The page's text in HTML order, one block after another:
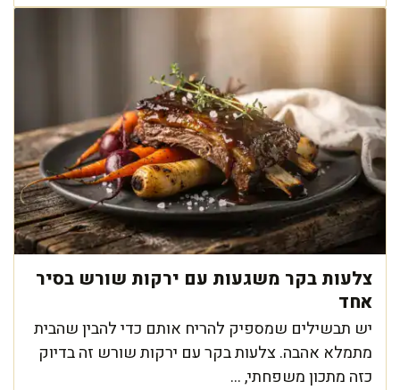
צלעות בקר משגעות עם ירקות שורש בסיר
אחד
יש תבשילים שמספיק להריח אותם כדי להבין שהבית
מתמלא אהבה. צלעות בקר עם ירקות שורש זה בדיוק
כזה מתכון משפחתי, ...